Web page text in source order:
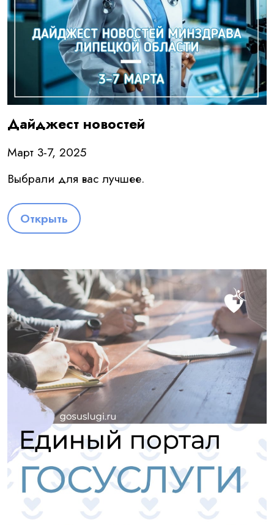
Дайджест новостей
Март 3-7, 2025
Выбрали для вас лучшее.
Открыть